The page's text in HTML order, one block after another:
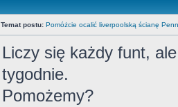
Temat postu: Pomóżcie ocalić liverpoolską ścianę
Liczy się każdy funt,
tygodnie.
Pomożemy?